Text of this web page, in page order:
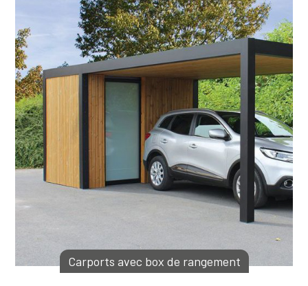
Carports avec box de rangement